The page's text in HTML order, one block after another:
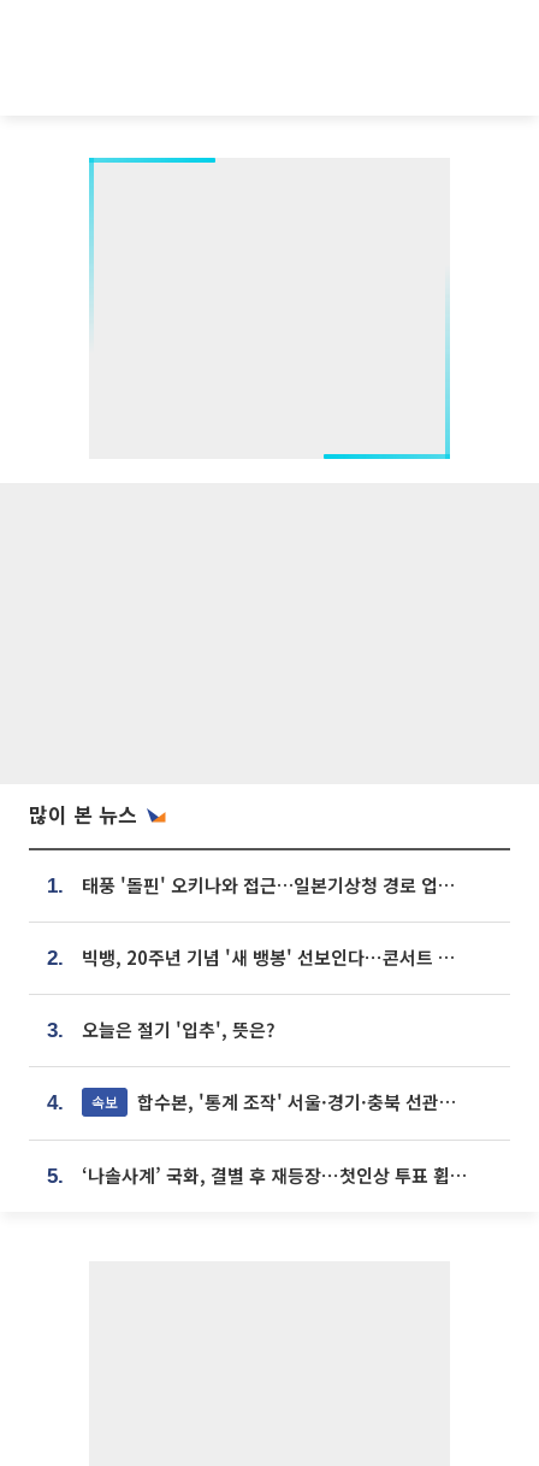
많이 본 뉴스
1. 태풍 '돌핀' 오키나와 접근…일본기상청 경로 업데이트
2. 빅뱅, 20주년 기념 '새 뱅봉' 선보인다⋯콘서트 앞두고 팝업 개최
3. 오늘은 절기 '입추', 뜻은?
4. 속보 합수본, '통계 조작' 서울·경기·충북 선관위 등 추가 압수수색
5. ‘나솔사계’ 국화, 결별 후 재등장⋯첫인상 투표 휩쓸고 ‘인기녀’ 등극